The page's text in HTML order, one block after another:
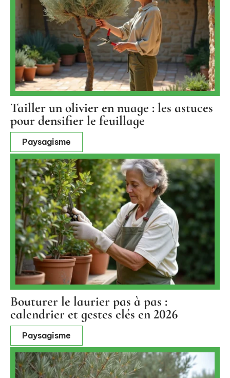
Tailler un olivier en nuage : les astuces
pour densifier le feuillage
Paysagisme
Bouturer le laurier pas à pas :
calendrier et gestes clés en 2026
Paysagisme